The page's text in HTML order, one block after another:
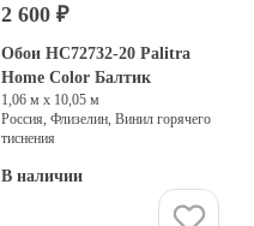
2 600 ₽
Обои HC72732-20 Palitra
Home Color Балтик
1,06 м х 10,05 м
Россия, Флизелин, Винил горячего
тиснения
В наличии